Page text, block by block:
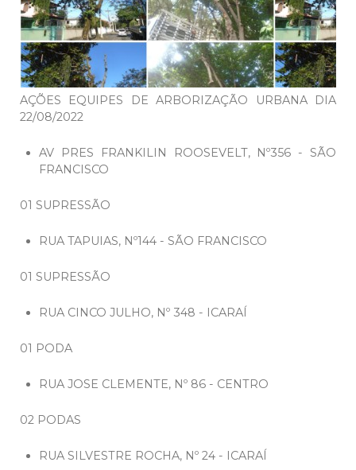
AÇÕES EQUIPES DE ARBORIZAÇÃO URBANA DIA
22/08/2022
AV PRES FRANKILIN ROOSEVELT, Nº356 - SÃO
FRANCISCO
01 SUPRESSÃO
RUA TAPUIAS, Nº144 - SÃO FRANCISCO
01 SUPRESSÃO
RUA CINCO JULHO, Nº 348 - ICARAÍ
01 PODA
RUA JOSE CLEMENTE, Nº 86 - CENTRO
02 PODAS
RUA SILVESTRE ROCHA, Nº 24 - ICARAÍ